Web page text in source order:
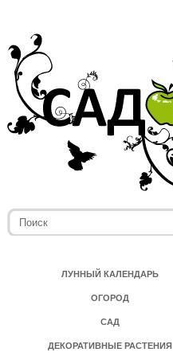
ЛУННЫЙ КАЛЕНДАРЬ
ОГОРОД
САД
ДЕКОРАТИВНЫЕ РАСТЕНИЯ